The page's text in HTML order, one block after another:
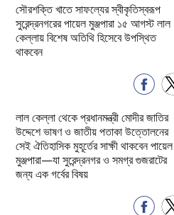
সৌরশক্তি খাতে সাফল্যের স্বীকৃতিস্বরূপ
সুরেন্দ্রনগরের পায়েল মুঞ্জপারা ১৫ আগস্ট লাল
কেল্লায় বিশেষ অতিথি হিসেবে উপস্থিত
থাকবেন
লাল কেল্লা থেকে প্রধানমন্ত্রী মোদীর জাতির
উদ্দেশে ভাষণ ও জাতীয় পতাকা উত্তোলনের
সেই ঐতিহাসিক মুহূর্তের সাক্ষী থাকবেন পায়েল
মুঞ্জপারা—যা সুরেন্দ্রনগর ও সমগ্র গুজরাটের
জন্য এক গর্বের বিষয়